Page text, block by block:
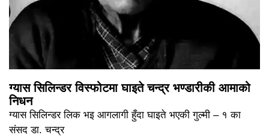
ग्यास सिलिन्डर विस्फोटमा घाइते चन्द्र भण्डारीकी आमाको
निधन
ग्यास सिलिन्डर लिक भइ आगलागी हुँदा घाइते भएकी गुल्मी – १ का
संसद डा. चन्द्र